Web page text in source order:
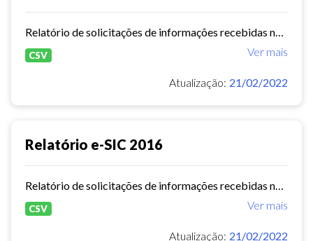
Ver mais
CSV
Atualização: 21/02/2022
Relatório e-SIC 2016
Ver mais
CSV
Atualização: 21/02/2022